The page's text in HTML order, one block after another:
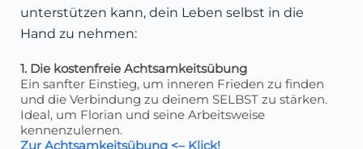
unterstützen kann, dein Leben selbst in die
Hand zu nehmen:
1. Die kostenfreie Achtsamkeitsübung
Ein sanfter Einstieg, um inneren Frieden zu finden
und die Verbindung zu deinem SELBST zu stärken.
Ideal, um Florian und seine Arbeitsweise
kennenzulernen.
Zur Achtsamkeitsübung <– Klick!